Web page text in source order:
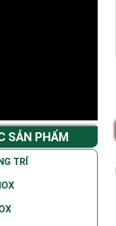
SẢN PHẨM
TRÍ